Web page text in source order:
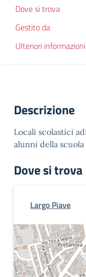
Dove si trova
Gestito da
Ulteriori informazioni
Descrizione
Locali scolastici
alunni della
Dove si trova
Largo Piave